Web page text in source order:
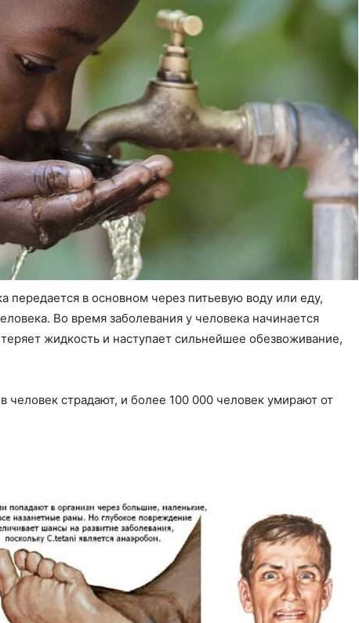
передается в основном через питьевую воду или еду,
Во время заболевания у человека начинается
жидкость и наступает сильнейшее обезвоживание,
страдают, и более 100 000 человек умирают от